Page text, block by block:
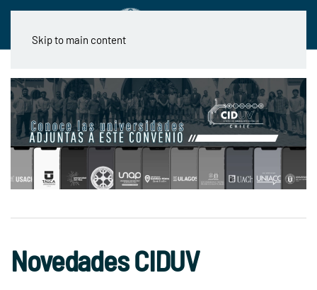
Skip to main content
Novedades CIDUV